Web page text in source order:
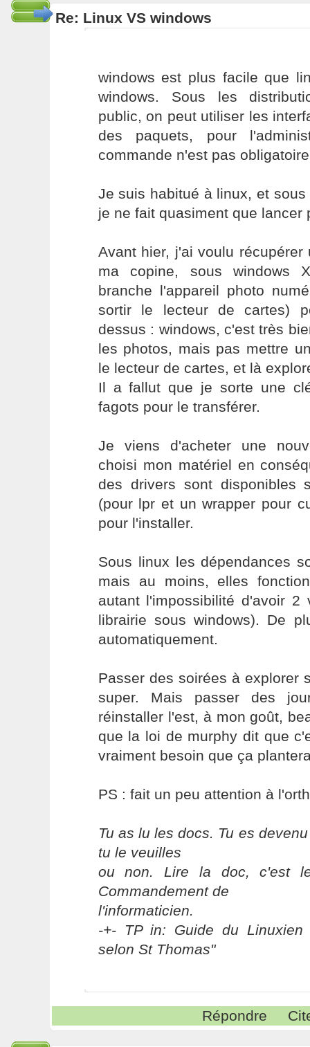
Re: Linux VS windows
windows est plus facile que
windows. Sous les
public, on peut utiliser les
des paquets, pour
commande n'est pas
Je suis habitué à linux, et
je ne fait quasiment que lancer
Avant hier, j'ai voulu
ma copine, sous windows
branche l'appareil photo
sortir le lecteur de cartes)
dessus : windows, c'est très
les photos, mais pas mettre
le lecteur de cartes, et là
Il a fallut que je sorte une
fagots pour le transférer.
Je viens d'acheter une
choisi mon matériel en
des drivers sont disponibles
(pour lpr et un wrapper pour
pour l'installer.
Sous linux les dépendances
mais au moins, elles
autant l'impossibilité d'avoir 2
librairie sous windows). De
automatiquement.
Passer des soirées à explorer
super. Mais passer des
réinstaller l'est, à mon goût,
que la loi de murphy dit que
vraiment besoin que ça
PS : fait un peu attention à
Tu as lu les docs. Tu es
tu le veuilles
ou non. Lire la doc, c'est
Commandement de
l'informaticien.
-+- TP in: Guide du Linuxien
selon St Thomas"
Répondre